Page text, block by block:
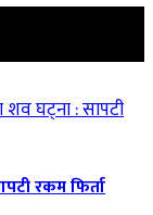
रकम फिर्ता